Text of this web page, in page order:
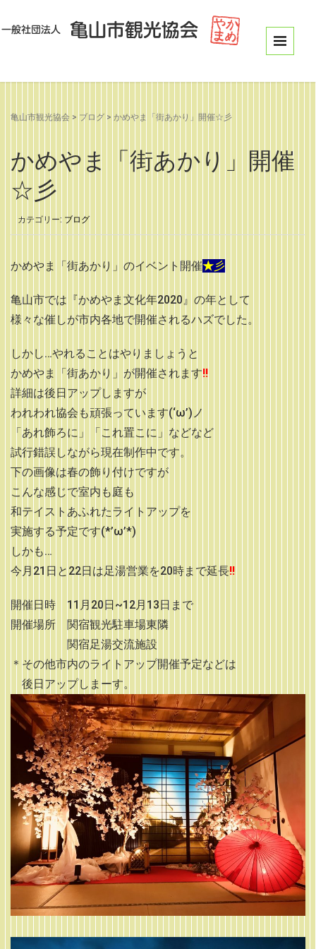
亀山市観光協会 > ブログ > かめやま「街あかり」開催☆彡
かめやま「街あかり」開催
☆彡
カテゴリー: ブログ
かめやま「街あかり」のイベント開催★彡
亀山市では『かめやま文化年2020』の年として
様々な催しが市内各地で開催されるハズでした。
しかし…やれることはやりましょうと
かめやま「街あかり」が開催されます‼
詳細は後日アップしますが
われわれ協会も頑張っています(‘ω’)ノ
「あれ飾ろに」「これ置こに」などなど
試行錯誤しながら現在制作中です。
下の画像は春の飾り付けですが
こんな感じで室内も庭も
和テイストあふれたライトアップを
実施する予定です(*’ω’*)
しかも…
今月21日と22日は足湯営業を20時まで延長‼
開催日時 11月20日~12月13日まで
開催場所 関宿観光駐車場東隣
関宿足湯交流施設
＊その他市内のライトアップ開催予定などは
後日アップしまーす。